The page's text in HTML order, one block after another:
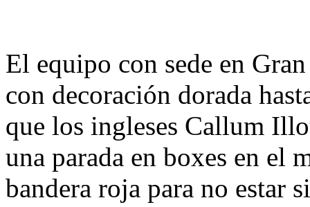
El equipo con sede en
con decoración dorada
que los ingleses Callum
una parada en boxes en el
bandera roja para no estar